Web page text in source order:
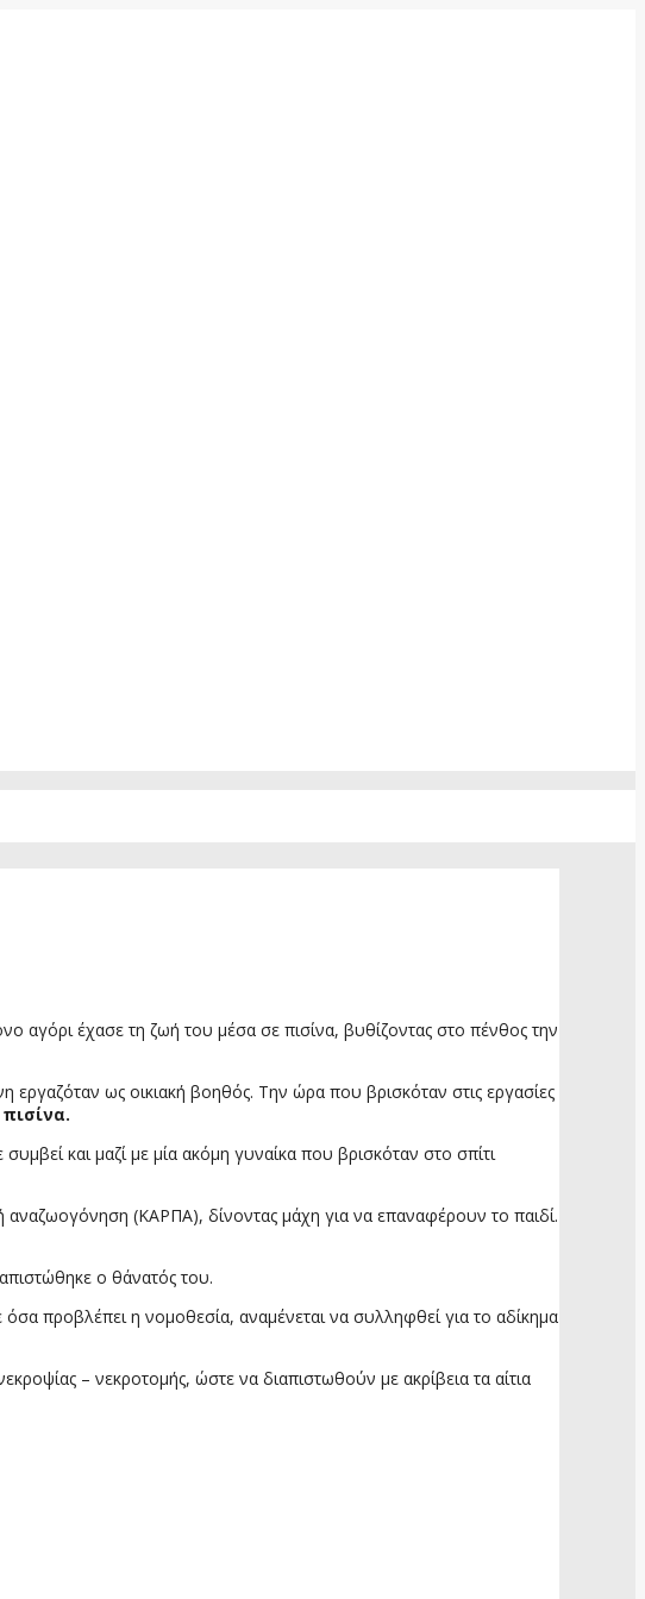
έχασε τη ζωή του μέσα σε πισίνα, βυθίζοντας στο πένθος την
εργαζόταν ως οικιακή βοηθός. Την ώρα που βρισκόταν στις εργασίες
πισίνα.
και μαζί με μία ακόμη γυναίκα που βρισκόταν στο σπίτι
αναζωογόνηση (ΚΑΡΠΑ), δίνοντας μάχη για να επαναφέρουν το παιδί.
ο θάνατός του.
προβλέπει η νομοθεσία, αναμένεται να συλληφθεί για το αδίκημα
– νεκροτομής, ώστε να διαπιστωθούν με ακρίβεια τα αίτια